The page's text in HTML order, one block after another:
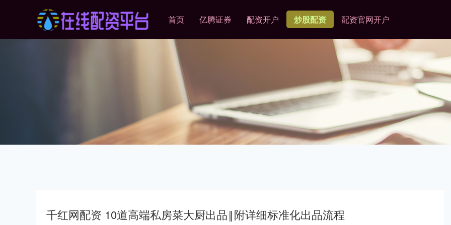
首页 亿腾证券 配资开户 炒股配资 配资官网开户
千红网配资 10道高端私房菜大厨出品‖附详细标准化出品流程